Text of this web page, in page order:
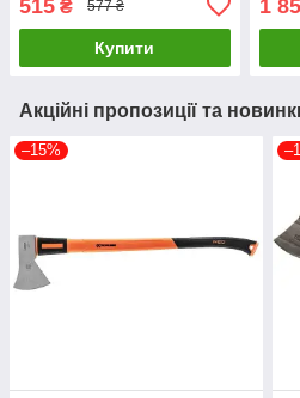
515 ₴ 577 ₴
Купити
1
Акційні пропозиції та
–15%